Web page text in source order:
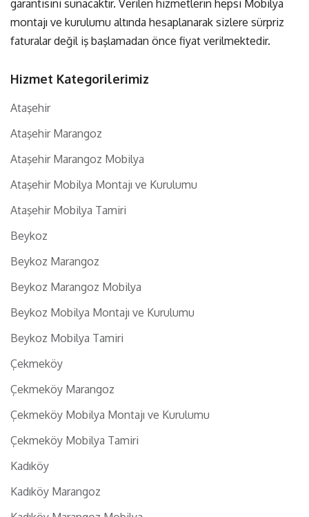
garantisini sunacaktır. Verilen hizmetlerin hepsi Mobilya
montajı ve kurulumu altında hesaplanarak sizlere sürpriz
faturalar değil iş başlamadan önce fiyat verilmektedir.
Hizmet Kategorilerimiz
Ataşehir
Ataşehir Marangoz
Ataşehir Marangoz Mobilya
Ataşehir Mobilya Montajı ve Kurulumu
Ataşehir Mobilya Tamiri
Beykoz
Beykoz Marangoz
Beykoz Marangoz Mobilya
Beykoz Mobilya Montajı ve Kurulumu
Beykoz Mobilya Tamiri
Çekmeköy
Çekmeköy Marangoz
Çekmeköy Mobilya Montajı ve Kurulumu
Çekmeköy Mobilya Tamiri
Kadıköy
Kadıköy Marangoz